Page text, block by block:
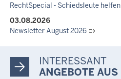
RechtSpecial - Schiedsleute
03.08.2026
Newsletter August 2026
Dein Mut findet Rückhalt: Die Justiz
Informationskampagne gegen
INTERESSANT
ANGEBOTE